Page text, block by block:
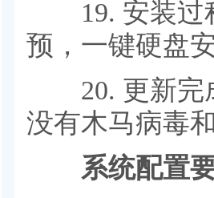
19. 安装过
预，一键硬盘安
20. 更新完
没有木马病毒
系统配置